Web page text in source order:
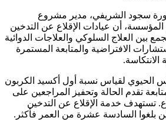
سجود الشريفي، مدير مشروع
أن عيادات الإقلاع عن التدخين
بين العلاج السلوكي والعلاجات الدوائية
الافتراضية والمتابعة المستمرة
الانتكاسة.
الحيوي لقياس نسبة أول أكسيد الكربون
تقدم الحالة وتحفيز المراجعين على
تستهدف خدمة الإقلاع عن التدخين
بلغوا السادسة عشرة من العمر فأكثر.